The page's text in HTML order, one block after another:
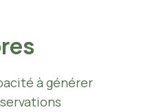
à générer